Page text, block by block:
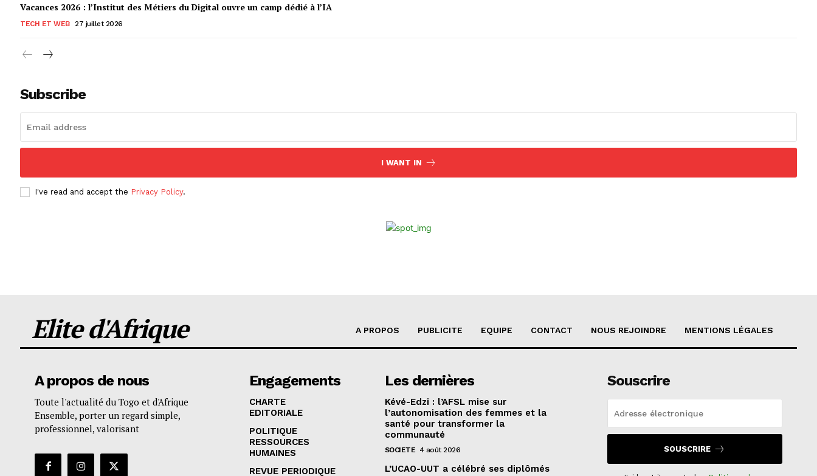
Vacances 2026 : l’Institut des Métiers du Digital ouvre un camp dédié à l’IA
TECH ET WEB 27 juillet 2026
Subscribe
I WANT IN
I've read and accept the Privacy Policy.
Elite d'Afrique A PROPOS PUBLICITE EQUIPE CONTACT NOUS REJOINDRE MENTIONS LÉGALES
A propos de nous
Toute l'actualité du Togo et d'Afrique
Ensemble, porter un regard simple,
professionnel, valorisant
Engagements
CHARTE
EDITORIALE
POLITIQUE
RESSOURCES
HUMAINES
REVUE PERIODIQUE
Les dernières
Kévé-Edzi : l’AFSL mise sur
l’autonomisation des femmes et la
santé pour transformer la
communauté
SOCIETE 4 août 2026
L’UCAO-UUT a célébré ses diplômés
Souscrire
SOUSCRIRE